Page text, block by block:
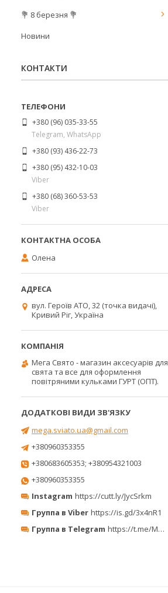
💐 8 березня 💐
Новини
КОНТАКТИ
+380 (96) 035-33-55
Telegram, WhatsApp
+380 (93) 436-22-73
+380 (95) 432-10-03
Viber
+380 (68) 360-53-53
Viber
Олена
вул. Героїв АТО, 32 (точка видачі),
Кривий Ріг, Україна
Мега Свято - магазин аксесуарів для
свята та все для оформлення
повітряними кульками ГУРТ (ОПТ).
mega.sviato.ua@gmail.com
+380960353355
+380683605353; +380954321003
+380960353355
Instagram https://cutt.ly/JycSrkm
Группа в Viber https://is.gd/3x4nR1
Группа в Telegram https://t.me/MegaPrazdnikUA